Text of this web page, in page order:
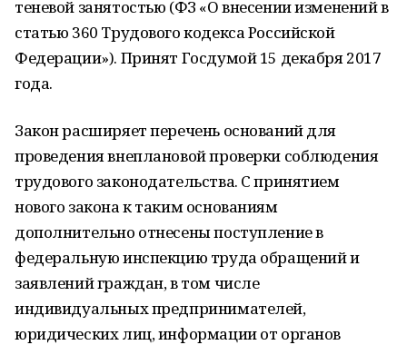
теневой занятостью (ФЗ «О внесении изменений в
статью 360 Трудового кодекса Российской
Федерации»). Принят Госдумой 15 декабря 2017
года.
Закон расширяет перечень оснований для
проведения внеплановой проверки соблюдения
трудового законодательства. С принятием
нового закона к таким основаниям
дополнительно отнесены поступление в
федеральную инспекцию труда обращений и
заявлений граждан, в том числе
индивидуальных предпринимателей,
юридических лиц, информации от органов